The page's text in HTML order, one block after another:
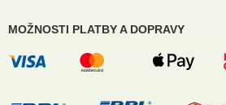
MOŽNOSTI PLATBY A DOPRAVY